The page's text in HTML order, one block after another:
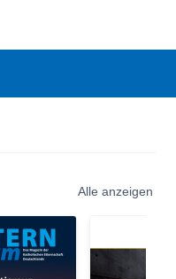
Alle anzeigen